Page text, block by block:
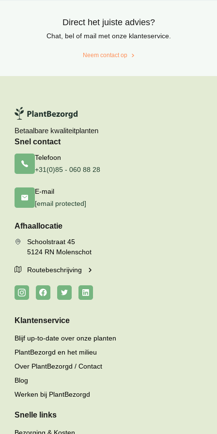
Direct het juiste advies?
Chat, bel of mail met onze klanteservice.
Neem contact op
Betaalbare kwaliteitplanten
Snel contact
Telefoon
+31(0)85 - 060 88 28
E-mail
[email protected]
Afhaallocatie
Schoolstraat 45
5124 RN Molenschot
Routebeschrijving
Klantenservice
Blijf up-to-date over onze planten
PlantBezorgd en het milieu
Over PlantBezorgd / Contact
Blog
Werken bij PlantBezorgd
Snelle links